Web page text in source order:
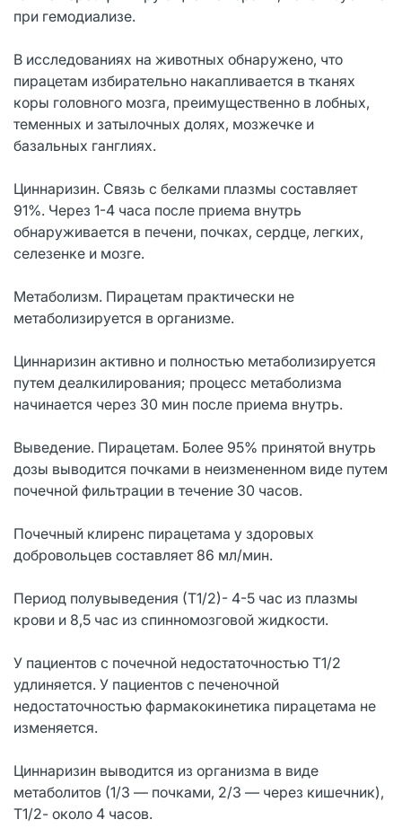
при гемодиализе.
В исследованиях на животных обнаружено, что
пирацетам избирательно накапливается в тканях
коры головного мозга, преимущественно в лобных,
теменных и затылочных долях, мозжечке и
базальных ганглиях.
Циннаризин. Связь с белками плазмы составляет
91%. Через 1-4 часа после приема внутрь
обнаруживается в печени, почках, сердце, легких,
селезенке и мозге.
Метаболизм. Пирацетам практически не
метаболизируется в организме.
Циннаризин активно и полностью метаболизируется
путем деалкилирования; процесс метаболизма
начинается через 30 мин после приема внутрь.
Выведение. Пирацетам. Более 95% принятой внутрь
дозы выводится почками в неизмененном виде путем
почечной фильтрации в течение 30 часов.
Почечный клиренс пирацетама у здоровых
добровольцев составляет 86 мл/мин.
Период полувыведения (Т1/2)- 4-5 час из плазмы
крови и 8,5 час из спинномозговой жидкости.
У пациентов с почечной недостаточностью Т1/2
удлиняется. У пациентов с печеночной
недостаточностью фармакокинетика пирацетама не
изменяется.
Циннаризин выводится из организма в виде
метаболитов (1/3 — почками, 2/3 — через кишечник),
Т1/2- около 4 часов.